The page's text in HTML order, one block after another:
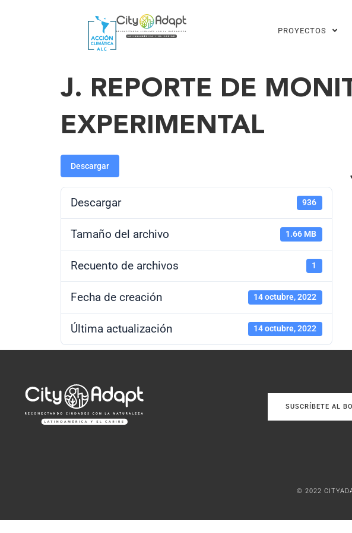
PROYECTOS
J. REPORTE DE
EXPERIMENTAL
Descargar
Descargar 936
Tamaño del archivo 1.66 MB
Recuento de archivos 1
Fecha de creación 14 octubre, 2022
Última actualización 14 octubre, 2022
SUSCRÍBETE AL
© 2022